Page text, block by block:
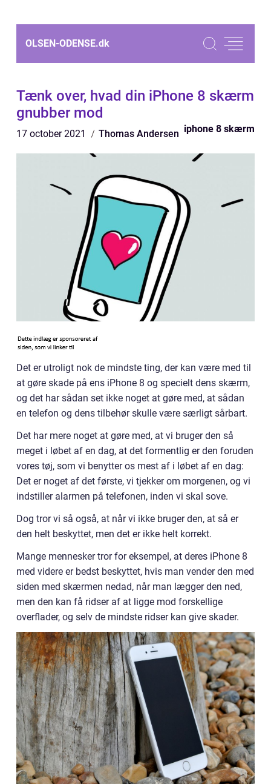
OLSEN-ODENSE.dk
Tænk over, hvad din iPhone 8 skærm
gnubber mod
17 october 2021 Thomas Andersen iphone 8 skærm
Det er utroligt nok de mindste ting, der kan være med til
at gøre skade på ens iPhone 8 og specielt dens skærm,
og det har sådan set ikke noget at gøre med, at sådan
en telefon og dens tilbehør skulle være særligt sårbart.
Det har mere noget at gøre med, at vi bruger den så
meget i løbet af en dag, at det formentlig er den foruden
vores tøj, som vi benytter os mest af i løbet af en dag:
Det er noget af det første, vi tjekker om morgenen, og vi
indstiller alarmen på telefonen, inden vi skal sove.
Dog tror vi så også, at når vi ikke bruger den, at så er
den helt beskyttet, men det er ikke helt korrekt.
Mange mennesker tror for eksempel, at deres iPhone 8
med videre er bedst beskyttet, hvis man vender den med
siden med skærmen nedad, når man lægger den ned,
men den kan få ridser af at ligge mod forskellige
overflader, og selv de mindste ridser kan give skader.